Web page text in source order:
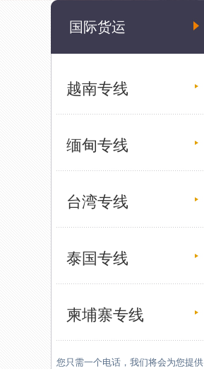
国际货运
越南专线
缅甸专线
台湾专线
泰国专线
柬埔寨专线
您只需一个电话，我们将会为您提供